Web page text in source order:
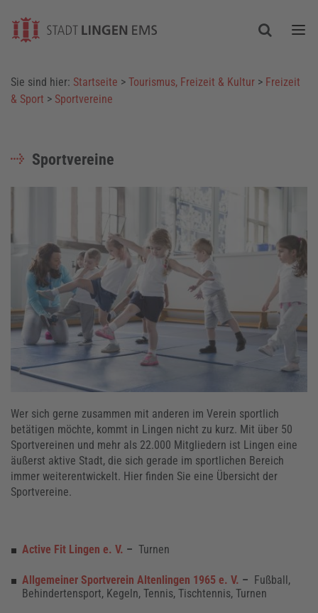
Sie sind hier: Startseite > Tourismus, Freizeit & Kultur > Freizeit
& Sport > Sportvereine
Sportvereine
Wer sich gerne zusammen mit anderen im Verein sportlich
betätigen möchte, kommt in Lingen nicht zu kurz. Mit über 50
Sportvereinen und mehr als 22.000 Mitgliedern ist Lingen eine
äußerst aktive Stadt, die sich gerade im sportlichen Bereich
immer weiterentwickelt. Hier finden Sie eine Übersicht der
Sportvereine.
Active Fit Lingen e. V. – Turnen
Allgemeiner Sportverein Altenlingen 1965 e. V. –
Fußball,
Behindertensport, Kegeln, Tennis, Tischtennis, Turnen